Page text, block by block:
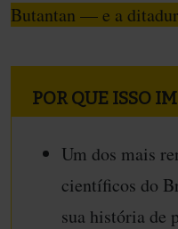
Butantan — e a
POR QUE ISSO
Um dos mais
científicos do
sua história de